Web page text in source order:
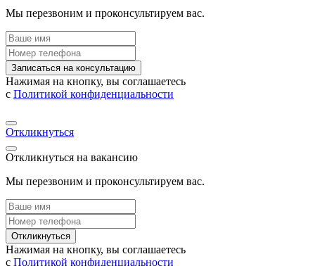
Мы перезвоним и проконсультируем вас.
Записаться на консультацию
Нажимая на кнопку, вы соглашаетесь
с Политикой конфиденциальности
Откликнуться
Откликнуться на вакансию
Мы перезвоним и проконсультируем вас.
Откликнуться
Нажимая на кнопку, вы соглашаетесь
с Политикой конфиденциальности